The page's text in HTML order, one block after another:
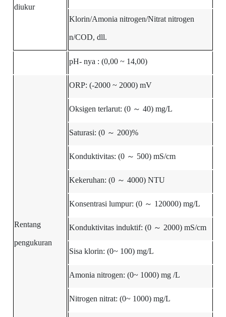
diukur
Klorin/Amonia nitrogen/Nitrat nitrogen
n/COD, dll.
pH- nya : (0,00 ~ 14,00)
Rentang
pengukuran
ORP: (-2000 ~ 2000) mV
Oksigen terlarut: (0 ～ 40) mg/L
Saturasi: (0 ～ 200)%
Konduktivitas: (0 ～ 500) mS/cm
Kekeruhan: (0 ～ 4000) NTU
Konsentrasi lumpur: (0 ～ 120000) mg/L
Konduktivitas induktif: (0 ～ 2000) mS/cm
Sisa klorin: (0~ 100) mg/L
Amonia nitrogen: (0~ 1000) mg /L
Nitrogen nitrat: (0~ 1000) mg/L